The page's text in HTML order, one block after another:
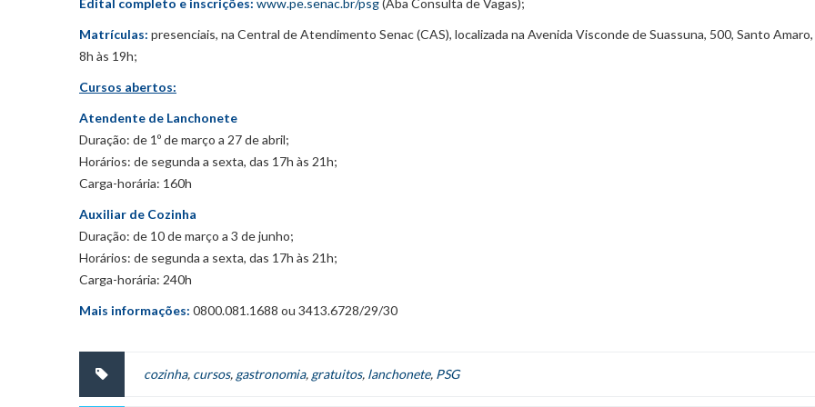
Edital completo e inscrições: www.pe.senac.br/psg(Aba Consulta de Vagas);
Matrículas: presenciais, na Central de Atendimento Senac (CAS), localizada na Avenida Visconde de Suassuna, 500, Santo
8h às 19h;
Cursos abertos:
Atendente de Lanchonete
Duração: de 1º de março a 27 de abril;
Horários: de segunda a sexta, das 17h às 21h;
Carga-horária: 160h
Auxiliar de Cozinha
Duração: de 10 de março a 3 de junho;
Horários: de segunda a sexta, das 17h às 21h;
Carga-horária: 240h
Mais informações: 0800.081.1688 ou 3413.6728/29/30
cozinha, cursos, gastronomia, gratuitos, lanchonete, PSG